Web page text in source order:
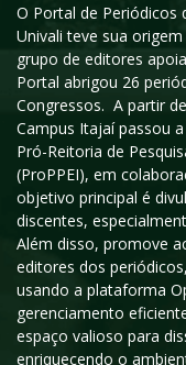
O Portal de Periódicos
Univali teve sua
grupo de editores
Portal abrigou 26
Congressos. A partir
Campus Itajaí passou
Pró-Reitoria de
(ProPPEI), em
objetivo principal é
discentes,
Além disso, promove
editores dos
usando a plataforma
gerenciamento
espaço valioso para
enriquecendo o